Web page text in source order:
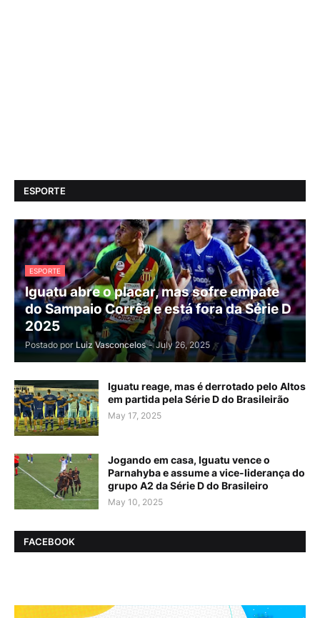
ESPORTE
ESPORTE
Iguatu abre o placar, mas sofre empate
do Sampaio Corrêa e está fora da Série D
2025
Postado por Luiz Vasconcelos - July 26, 2025
Iguatu reage, mas é derrotado pelo Altos
em partida pela Série D do Brasileirão
May 17, 2025
Jogando em casa, Iguatu vence o
Parnahyba e assume a vice-liderança do
grupo A2 da Série D do Brasileiro
May 10, 2025
FACEBOOK